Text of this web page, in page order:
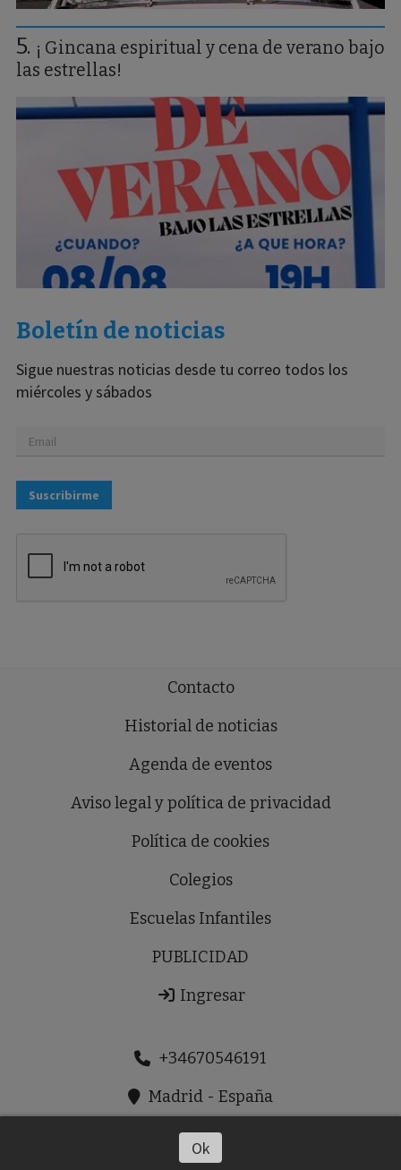
¡ Gincana espiritual y cena de verano bajo
las estrellas!
Boletín de noticias
Sigue nuestras noticias desde tu correo todos los
miércoles y sábados
Suscribirme
Contacto
Historial de noticias
Agenda de eventos
Aviso legal y política de privacidad
Política de cookies
Colegios
Escuelas Infantiles
PUBLICIDAD
Ingresar
+34670546191
Madrid - España
prensaldiausera@gmail.com
Ok